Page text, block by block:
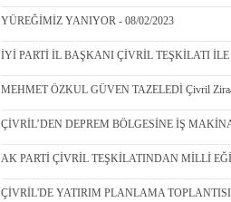
YÜREĞİMİZ YANIYOR - 08/02/2023
İYİ PARTİ İL BAŞKANI ÇİVRİL TEŞKİLATI İLE
MEHMET ÖZKUL GÜVEN TAZELEDİ Çivril Ziraat
ÇİVRİL’DEN DEPREM BÖLGESİNE İŞ
AK PARTİ ÇİVRİL TEŞKİLATINDAN MİLLİ
ÇİVRİL'DE YATIRIM PLANLAMA